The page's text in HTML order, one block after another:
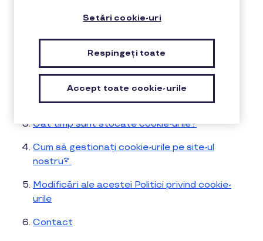
cookie-urilor
Ce sunt cookie-urile si tehnologiile similare?
Ce cookie-uri pot fi utilizate?
Cât timp sunt stocate cookie-urile?
Cum să gestionați cookie-urile pe site-ul
nostru?
Modificări ale acestei Politici privind cookie-
urile
Contact
Setări cookie-uri
Respingeți toate
Accept toate cookie-urile